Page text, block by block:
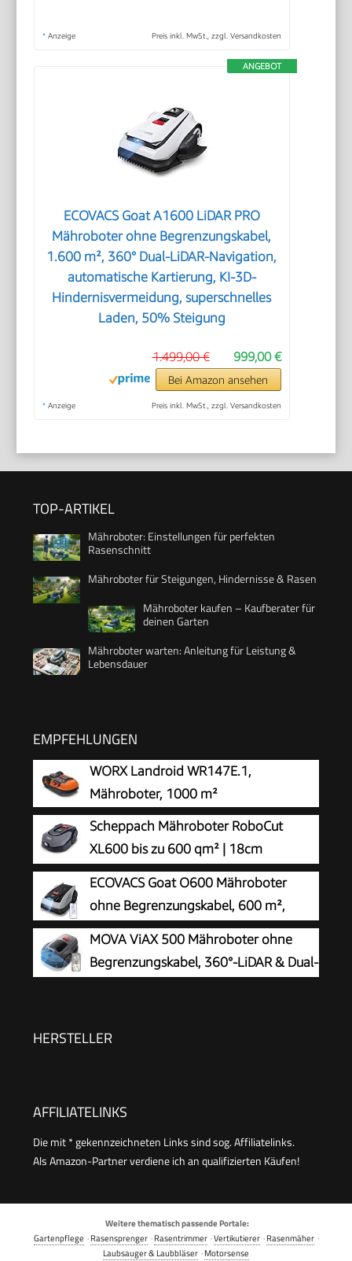
* Anzeige Preis inkl. MwSt., zzgl. Versandkosten
ANGEBOT
ECOVACS Goat A1600 LiDAR PRO
Mähroboter ohne Begrenzungskabel,
1.600 m², 360° Dual-LiDAR-Navigation,
automatische Kartierung, KI-3D-
Hindernisvermeidung, superschnelles
Laden, 50% Steigung
999,00 €
1.499,00 €
Bei Amazon ansehen
* Anzeige Preis inkl. MwSt., zzgl. Versandkosten
TOP-ARTIKEL
Mähroboter: Einstellungen für perfekten
Rasenschnitt
Mähroboter für Steigungen, Hindernisse & Rasen
Mähroboter kaufen – Kaufberater für
deinen Garten
Mähroboter warten: Anleitung für Leistung &
Lebensdauer
EMPFEHLUNGEN
WORX Landroid WR147E.1,
Mähroboter, 1000 m²
Scheppach Mähroboter RoboCut
XL600 bis zu 600 qm² | 18cm
Schnittbreite | 20-60 mm Schnitthöhe
| Regensensor | WiFi & BT | App gesteuert | 35%
Steigung | mit Station, 9 Messer, 130m Kabel &
180 Haken
ECOVACS Goat O600 Mähroboter
ohne Begrenzungskabel, 600 m²,
RTK+Vision-Navigation,
Rasenmähroboter, KI-Hindernisvermeidung, App
Steuerung, passiert 0,7 m schmale Stellen
MOVA ViAX 500 Mähroboter ohne
Begrenzungskabel, 360°-LiDAR & Dual-
HERSTELLER
AFFILIATELINKS
Die mit * gekennzeichneten Links sind sog. Affiliatelinks.
Als Amazon-Partner verdiene ich an qualifizierten Käufen!
Weitere thematisch passende Portale:
Gartenpflege ·Rasensprenger·Rasentrimmer·Vertikutierer·Rasenmäher·
Laubsauger & Laubbläser ·Motorsense